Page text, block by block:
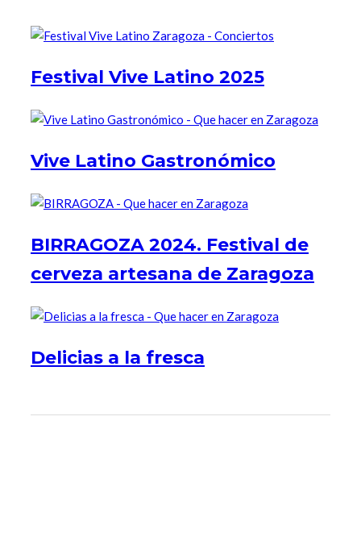
Festival Vive Latino 2025
Vive Latino Gastronómico
BIRRAGOZA 2024. Festival de
cerveza artesana de Zaragoza
Delicias a la fresca